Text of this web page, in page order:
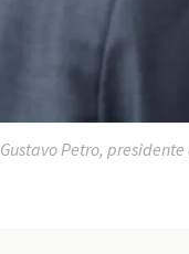
Gustavo Petro,